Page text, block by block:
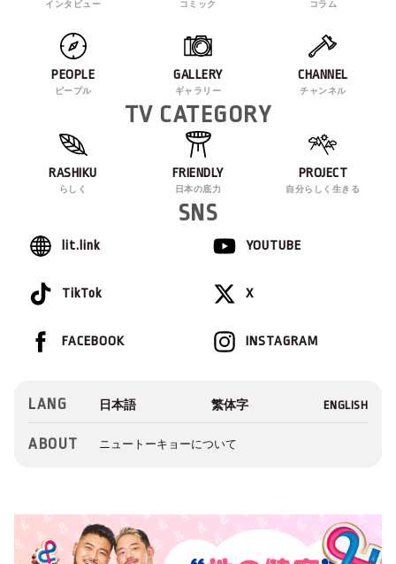
インタビュー コミック コラム
PEOPLE
ピープル
GALLERY
ギャラリー
CHANNEL
チャンネル
TV CATEGORY
RASHIKU
らしく
FRIENDLY
日本の底力
PROJECT
自分らしく生きる
SNS
lit.link YOUTUBE
TikTok X
INSTAGRAM
FACEBOOK
LANG
ABOUT ニュートーキョーについて